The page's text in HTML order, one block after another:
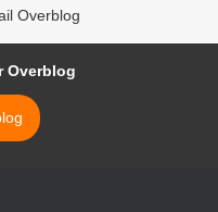
Overblog
Overblog